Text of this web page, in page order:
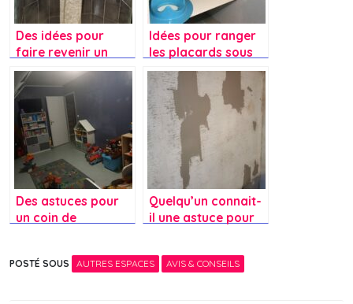
Des idées pour
faire revenir un
carrelage après un
lavage au vinaigre
blanc ?
Idées pour ranger
les placards sous
comble ?
Des astuces pour
un coin de
d’enfant ?
Quelqu’un connait-
il une astuce pour
ficelle à l’intérieur ?
POSTÉ SOUS AUTRES ESPACES AVIS & CONSEILS